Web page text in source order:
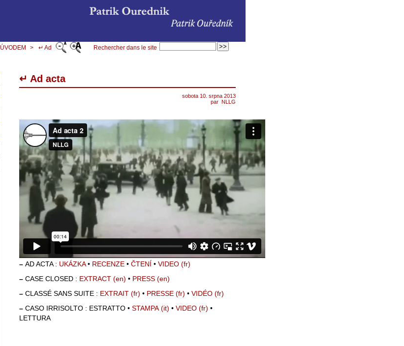
Rechercher dans le site
ÚVODEM >
↵ Ad
↵ Ad acta
sobota 10. srpna 2013
par NLLG
– ADACTA: UKÁZKA• RECENZE • ČTENÍ • VIDEO
– CASE CLOSED : EXTRACT • PRESS
– CLASSÉ SANS SUITE : EXTRAIT • PRESSE • VIDÉO
– CASO IRRISOLTO : ESTRATTO • STAMPA • VIDEO
•
LETTURA